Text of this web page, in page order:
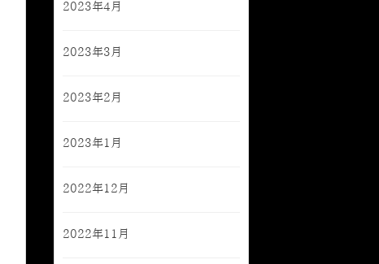
2023年4月
2023年3月
2023年2月
2023年1月
2022年12月
2022年11月